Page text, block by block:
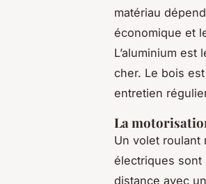
matériau
économique et
L’aluminium
cher. Le bois
entretien
La
Un volet roulant
électriques sont
distance avec